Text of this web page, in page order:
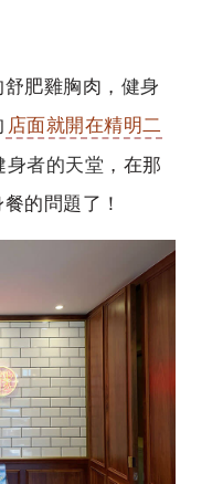
肥雞胸肉， 健身
店面就開在精明二
身者的天堂 ，在那
的問題了！